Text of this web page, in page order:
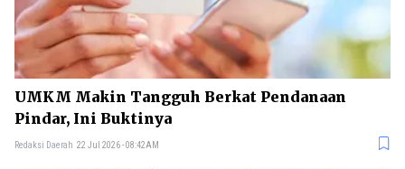
UMKM Makin Tangguh Berkat Pendanaan
Pindar, Ini Buktinya
Redaksi Daerah 22 Jul 2026 - 08:42AM